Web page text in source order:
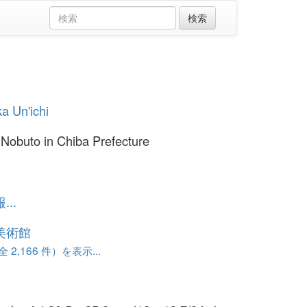
Un'ichi
in Chiba Prefecture
...
術館
2,166 件）を表示...